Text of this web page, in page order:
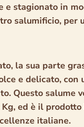
e stagionato in
salumificio, per
la sua parte
e delicato, con
Questo salume
ed è il
italiane.